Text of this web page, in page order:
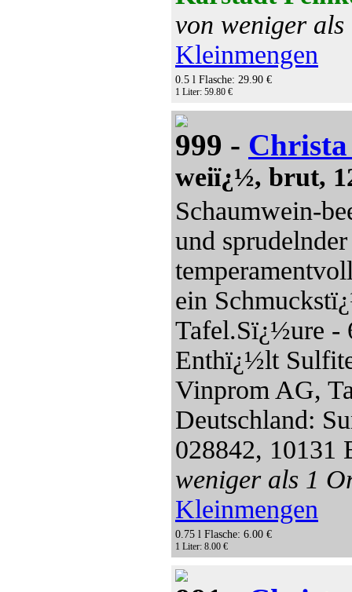
von weniger
Kleinmengen
0.5 l Flasche: 29.90 €
1 Liter: 59.80 €
999 -
weiï¿½, brut,
Schaumwein-
und
ein
Tafel.Sï¿½ure -
Enthï¿½lt
Vinprom AG,
Deutschland:
028842, 10131
weniger als 1
Kleinmengen
0.75 l Flasche: 6.00 €
1 Liter: 8.00 €